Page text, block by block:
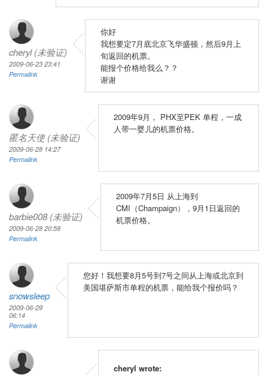
cheryl (未验证)
2009-06-23 23:41
Permalink
你好
我想要定7月底北京飞华盛顿，然后9月上
旬返回的机票。
能报个价格给我么？？
谢谢
匿名天使 (未验证)
2009-06-28 14:27
Permalink
2009年9月， PHX至PEK 单程，一成
人带一婴儿的机票价格。
barbie008 (未验证)
2009-06-28 20:58
Permalink
2009年7月5日 从上海到
CMI（Champaign），9月1日返回的
机票价格。
snowsleep
2009-06-29
06:14
Permalink
您好！我想要8月5号到7号之间从上海或北京到
美国堪萨斯市单程的机票，能给我个报价吗？
cheryl wrote: